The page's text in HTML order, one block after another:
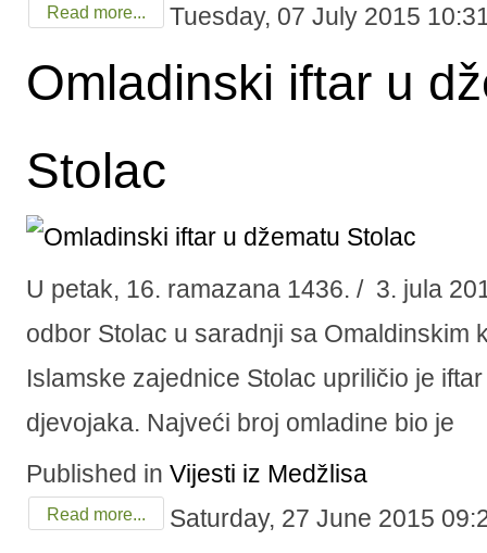
Read more... Tuesday, 07 July 2015
Omladinski iftar u
Stolac
U petak, 16. ramazana 1436. / 3. jula
odbor Stolac u saradnji sa Omaldinskim
Islamske zajednice Stolac upriličio je
djevojaka. Najveći broj omladine bio je
Published in Vijesti iz Medžlisa
Read more... Saturday, 27 June 2015